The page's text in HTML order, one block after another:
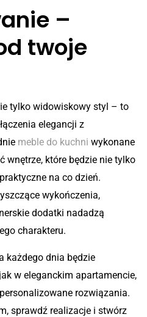
–
twoje
tylko widowiskowy styl – to
elegancji z
meble do kuchni wykonane
wnętrze, które będzie nie tylko
na co dzień.
wykończenia,
dodatki nadadzą
charakteru.
każdego dnia będzie
w eleganckim apartamencie,
rozwiązania.
sprawdź realizacje i stwórz